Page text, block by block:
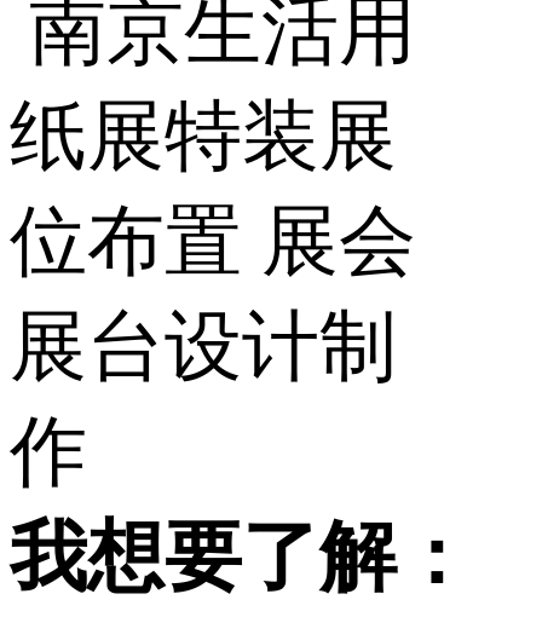
我想要了解：